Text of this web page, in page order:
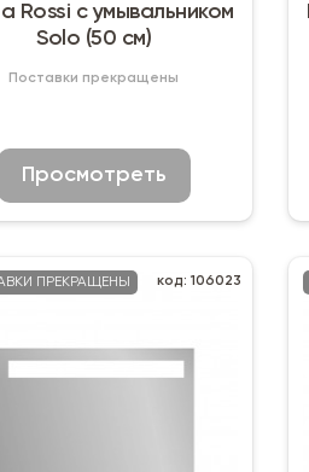
Rossi с умывальником
Solo (50 см)
Поставки прекращены
Просмотреть
ПРЕКРАЩЕНЫ код: 106023